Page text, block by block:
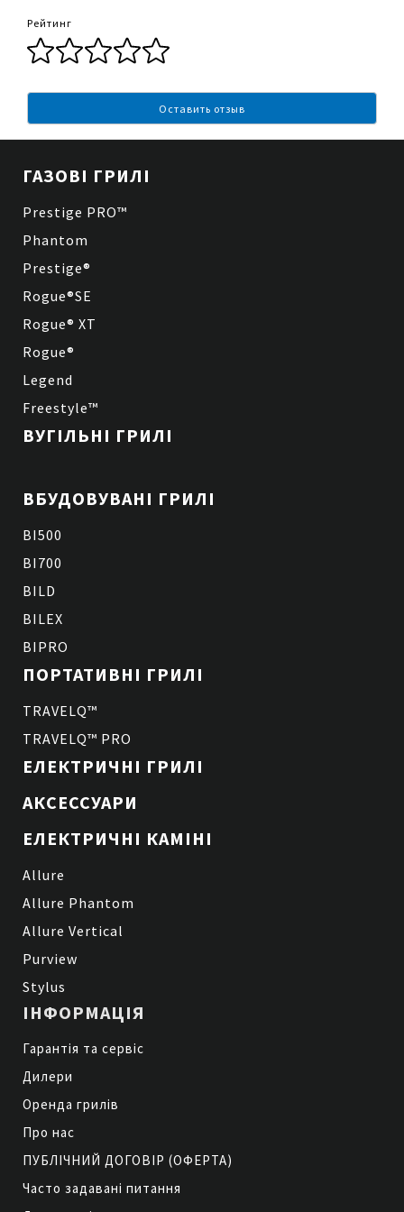
дизайну та бічним ручкам; li>датчик
температури ACCU-PROBE™;
чавунні барбекю решітки з фарфоровим
знімний нагрівальний елемент;
ізоляційний піддон-вставка, який захищає
корпус грилю від жирових забруднень і
полегшує чищення;
Рейтинг
Оставить отзыв
ГАЗОВІ ГРИЛІ
Prestige PRO™
Phantom
Prestige®
Rogue®SE
Rogue® XT
Rogue®
Legend
Freestyle™
ВУГІЛЬНІ ГРИЛІ
ВБУДОВУВАНІ ГРИЛІ
BI500
BI700
BILD
BILEX
BIPRO
ПОРТАТИВНІ ГРИЛІ
TRAVELQ™
TRAVELQ™ PRO
ЕЛЕКТРИЧНІ ГРИЛІ
АКСЕССУАРИ
ЕЛЕКТРИЧНІ КАМІНІ
Allure
Allure Phantom
Allure Vertical
Purview
Stylus
ІНФОРМАЦІЯ
Гарантія та сервіс
Дилери
Оренда грилів
Про нас
ПУБЛІЧНИЙ ДОГОВІР (ОФЕРТА)
Часто задавані питання